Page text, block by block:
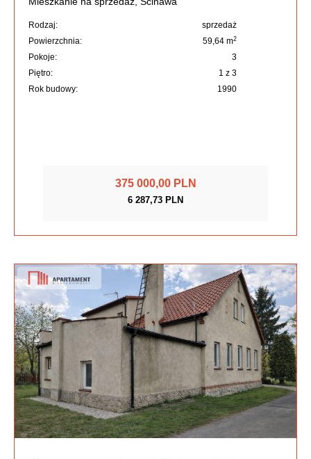
Rodzaj:
sprzedaż
Powierzchnia:
59,64 m2
Pokoje:
3
Piętro:
1 z 3
Rok budowy:
1990
375 000,00 PLN
6 287,73 PLN